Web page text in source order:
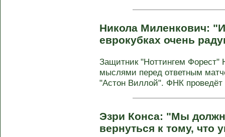
Никола Миленкович:
еврокубках очень
Защитник "Ноттингем Форест"
мыслями перед ответным
"Астон Виллой". ФНК
Эзри Конса: "Мы
вернуться к тому, что